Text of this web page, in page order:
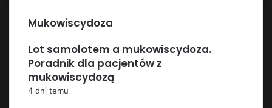
Mukowiscydoza
Lot samolotem a mukowiscydoza.
Poradnik dla pacjentów z
mukowiscydozą
4 dni temu